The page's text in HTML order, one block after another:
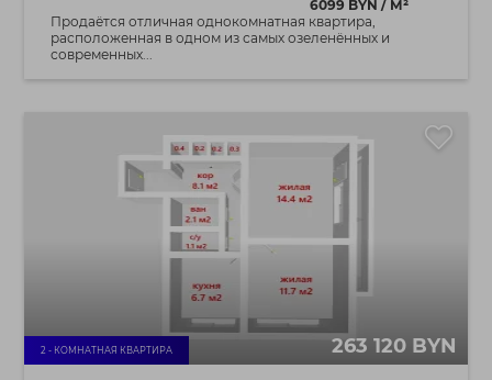
6099 BYN / М²
Продаётся отличная однокомнатная квартира,
расположенная в одном из самых озеленённых и
современных...
2 - КОМНАТНАЯ КВАРТИРА 263 120 BYN